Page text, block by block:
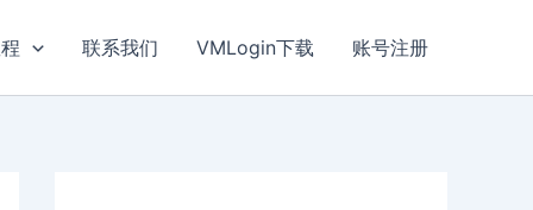
联系我们 VMLogin下载 账号注册